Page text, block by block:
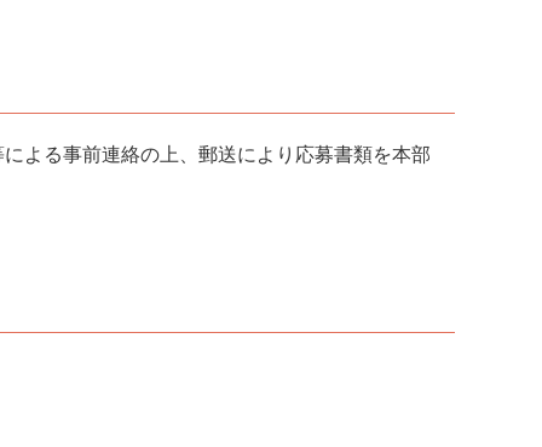
による事前連絡の上、郵送により応募書類を本部